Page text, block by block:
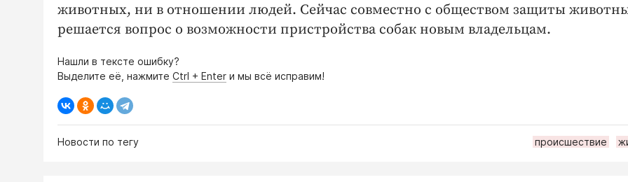
животных, ни в отношении людей. Сейчас совместно с обществом защиты
решается вопрос о возможности пристройства собак новым владельцам.
Нашли в тексте ошибку?
Выделите её, нажмите Ctrl + Enter и мы всё исправим!
Новости по тегу происшествие